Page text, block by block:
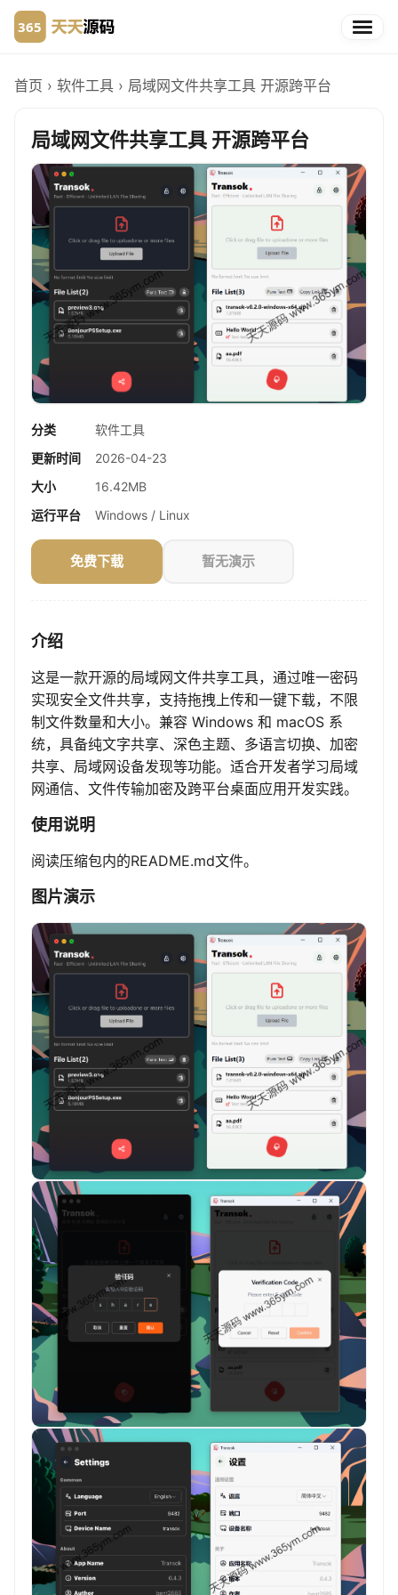
首页 › 软件工具 › 局域网文件共享工具 开源跨平台
局域网文件共享工具 开源跨平台
分类
软件工具
更新时间
2026-04-23
大小
16.42MB
运行平台
Windows / Linux
免费下载 暂无演示
介绍
这是一款开源的局域网文件共享工具，通过唯一密码
实现安全文件共享，支持拖拽上传和一键下载，不限
制文件数量和大小。兼容 Windows 和 macOS 系
统，具备纯文字共享、深色主题、多语言切换、加密
共享、局域网设备发现等功能。适合开发者学习局域
网通信、文件传输加密及跨平台桌面应用开发实践。
使用说明
阅读压缩包内的README.md文件。
图片演示